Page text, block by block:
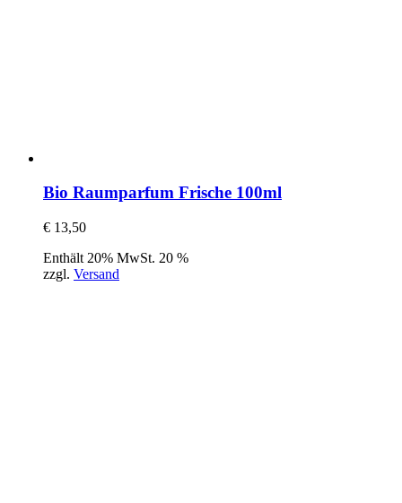
Bio Raumparfum Frische 100ml
€ 13,50
Enthält 20% MwSt. 20 %
zzgl. Versand